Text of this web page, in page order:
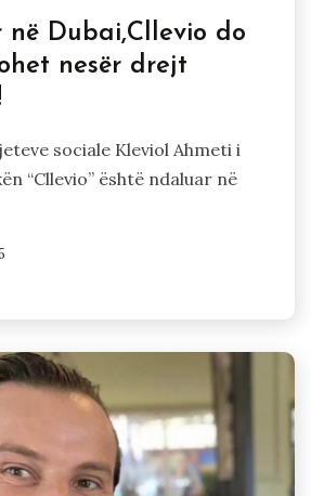
në Dubai,Cllevio do
nesër drejt
sociale Kleviol Ahmeti i
“Cllevio” është ndaluar në